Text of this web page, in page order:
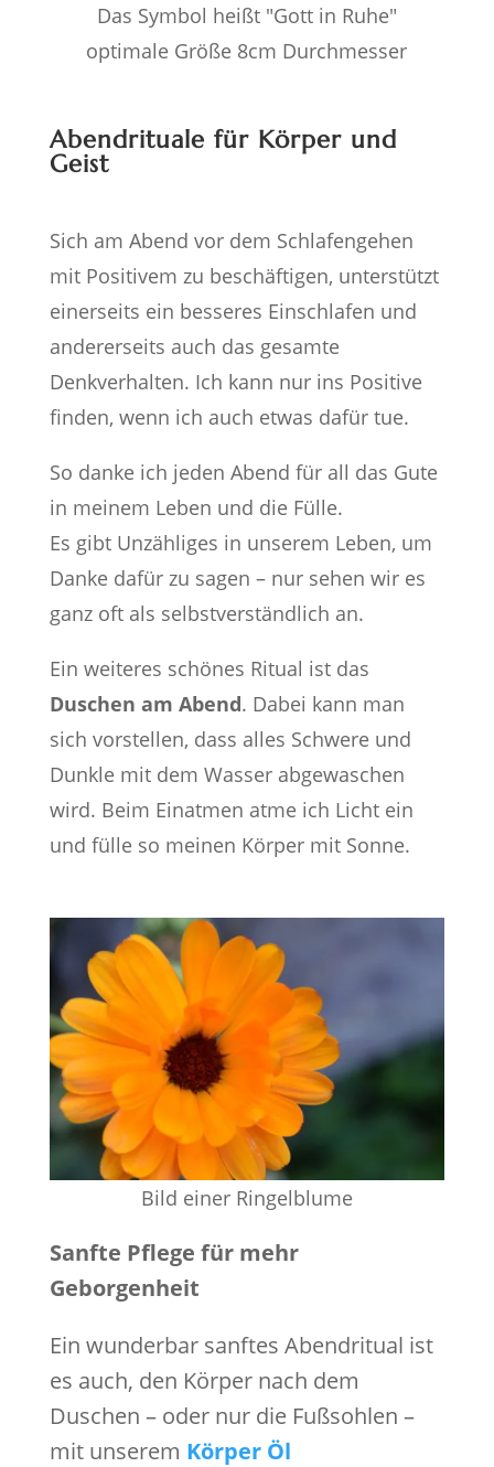
Das Symbol heißt "Gott in Ruhe"
optimale Größe 8cm Durchmesser
Abendrituale für Körper und
Geist
Sich am Abend vor dem Schlafengehen
mit Positivem zu beschäftigen, unterstützt
einerseits ein besseres Einschlafen und
andererseits auch das gesamte
Denkverhalten. Ich kann nur ins Positive
finden, wenn ich auch etwas dafür tue.
So danke ich jeden Abend für all das Gute
in meinem Leben und die Fülle.
Es gibt Unzähliges in unserem Leben, um
Danke dafür zu sagen – nur sehen wir es
ganz oft als selbstverständlich an.
Ein weiteres schönes Ritual ist das
Duschen am Abend. Dabei kann man
sich vorstellen, dass alles Schwere und
Dunkle mit dem Wasser abgewaschen
wird. Beim Einatmen atme ich Licht ein
und fülle so meinen Körper mit Sonne.
Bild einer Ringelblume
Sanfte Pflege für mehr
Geborgenheit
Ein wunderbar sanftes Abendritual ist
es auch, den Körper nach dem
Duschen – oder nur die Fußsohlen –
mit unserem Körper Öl